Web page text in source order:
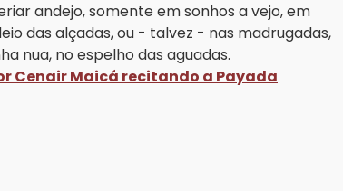
andejo, somente em sonhos a vejo, em
das alçadas, ou - talvez - nas madrugadas,
nua, no espelho das aguadas.
Cenair Maicá recitando a Payada